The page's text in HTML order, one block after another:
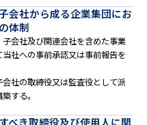
会社から成る企業集団にお
体制
会社及び関連会社を含めた事業
社への事前承認又は事前報告を
社の取締役又は監査役として派
する。
べき取締役及び使用人に関